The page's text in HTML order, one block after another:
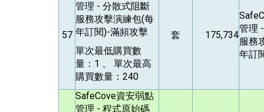
57
管理 - 分散式阻斷
服務攻擊演練包(每
年訂閱)-滿頻攻擊
單次最低購買數
量：1 、 單次最高
購買數量：240
套 175,734
管理
服務
年訂
SafeCove資安弱點
管理 - 程式原始碼